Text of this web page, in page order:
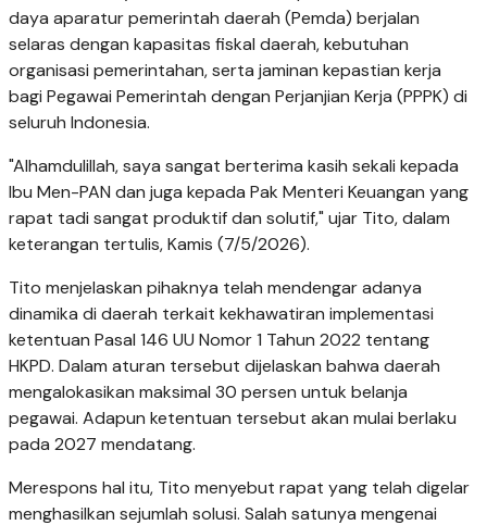
daya aparatur pemerintah daerah (Pemda) berjalan
selaras dengan kapasitas fiskal daerah, kebutuhan
organisasi pemerintahan, serta jaminan kepastian kerja
bagi Pegawai Pemerintah dengan Perjanjian Kerja (PPPK) di
seluruh Indonesia.
"Alhamdulillah, saya sangat berterima kasih sekali kepada
Ibu Men-PAN dan juga kepada Pak Menteri Keuangan yang
rapat tadi sangat produktif dan solutif," ujar Tito, dalam
keterangan tertulis, Kamis (7/5/2026).
Tito menjelaskan pihaknya telah mendengar adanya
dinamika di daerah terkait kekhawatiran implementasi
ketentuan Pasal 146 UU Nomor 1 Tahun 2022 tentang
HKPD. Dalam aturan tersebut dijelaskan bahwa daerah
mengalokasikan maksimal 30 persen untuk belanja
pegawai. Adapun ketentuan tersebut akan mulai berlaku
pada 2027 mendatang.
Merespons hal itu, Tito menyebut rapat yang telah digelar
menghasilkan sejumlah solusi. Salah satunya mengenai